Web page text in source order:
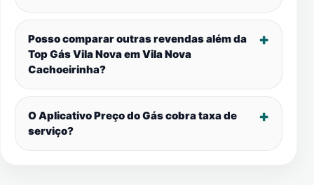
Posso comparar outras revendas além da
Top Gás Vila Nova emVila Nova
Cachoeirinha?
O Aplicativo Preço do Gás cobra taxa de
serviço?